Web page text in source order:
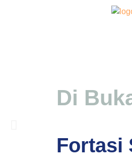
Di
SEKOLAH
Fortasi